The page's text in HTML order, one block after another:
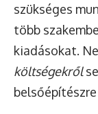
szükséges
több
kiadásokat.
költségekről